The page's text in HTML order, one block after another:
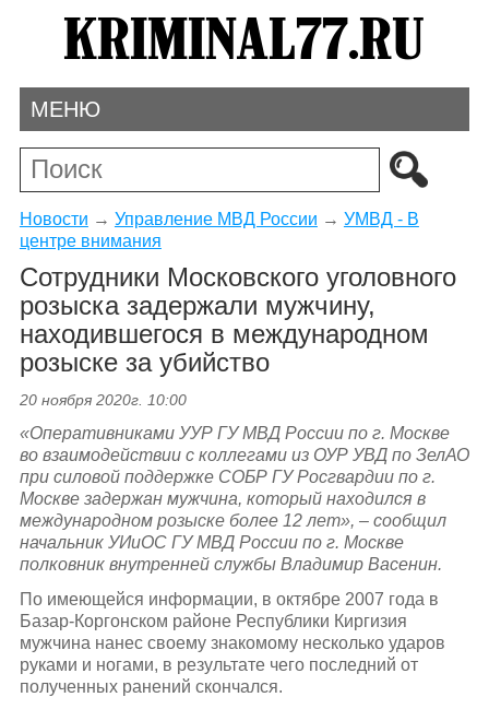
МЕНЮ
Новости → Управление МВД России → УМВД - В
центре внимания
Сотрудники Московского уголовного
розыска задержали мужчину,
находившегося в международном
розыске за убийство
20 ноября 2020г. 10:00
«Оперативниками УУР ГУ МВД России по г. Москве
во взаимодействии с коллегами из ОУР УВД по ЗелАО
при силовой поддержке СОБР ГУ Росгвардии по г.
Москве задержан мужчина, который находился в
международном розыске более 12 лет», – сообщил
начальник УИиОС ГУ МВД России по г. Москве
полковник внутренней службы Владимир Васенин.
По имеющейся информации, в октябре 2007 года в
Базар-Коргонском районе Республики Киргизия
мужчина нанес своему знакомому несколько ударов
руками и ногами, в результате чего последний от
полученных ранений скончался.